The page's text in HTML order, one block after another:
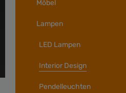
Möbel
Lampen
LED Lampen
Interior Design
Pendelleuchten